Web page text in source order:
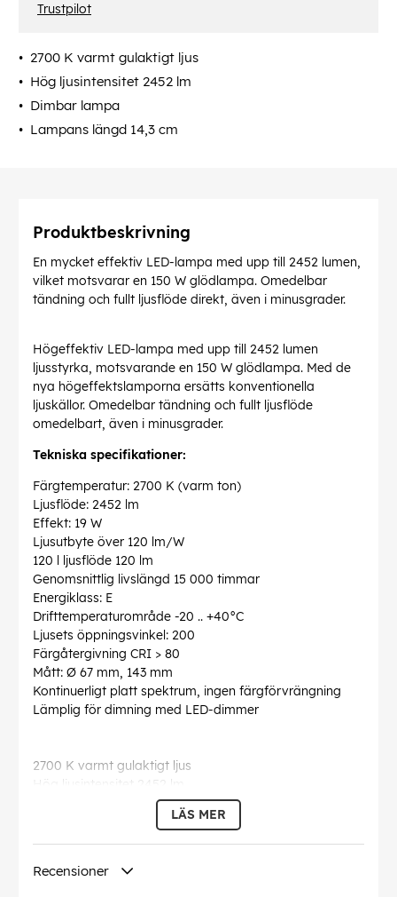
2700 K varmt gulaktigt ljus
Hög ljusintensitet 2452 lm
Dimbar lampa
Lampans längd 14,3 cm
Trustpilot
Produktbeskrivning
En mycket effektiv LED-lampa med upp till 2452 lumen,
vilket motsvarar en 150 W glödlampa. Omedelbar
tändning och fullt ljusflöde direkt, även i minusgrader.
Högeffektiv LED-lampa med upp till 2452 lumen
ljusstyrka, motsvarande en 150 W glödlampa. Med de
nya högeffektslamporna ersätts konventionella
ljuskällor. Omedelbar tändning och fullt ljusflöde
omedelbart, även i minusgrader.
Tekniska specifikationer:
Färgtemperatur: 2700 K (varm ton)
Ljusflöde: 2452 lm
Effekt: 19 W
Ljusutbyte över 120 lm/W
120 l ljusflöde 120 lm
Genomsnittlig livslängd 15 000 timmar
Energiklass: E
Drifttemperaturområde -20 .. +40°C
Ljusets öppningsvinkel: 200
Färgåtergivning CRI > 80
Mått: Ø 67 mm, 143 mm
Kontinuerligt platt spektrum, ingen färgförvrängning
Lämplig för dimning med LED-dimmer
2700 K varmt gulaktigt ljus
Hög ljusintensitet 2452 lm
Lampans längd 14,3 cmLÄS MER
Recensioner